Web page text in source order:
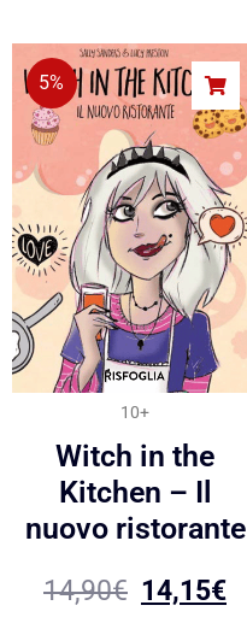
5%
10+
Witch in the
Kitchen – Il
nuovo ristorante
14,90€ 14,15€